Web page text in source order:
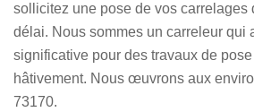
sollicitez une pose de vos carrelages
délai. Nous sommes un carreleur qui
significative pour des travaux de
hâtivement. Nous œuvrons aux
73170.